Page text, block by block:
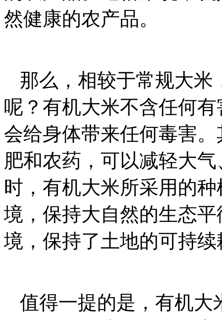
然健康的农产品。
那么，相较于常规大米
呢？有机大米不含任何
会给身体带来任何毒害
肥和农药，可以减轻大
时，有机大米所采用的
境，保持大自然的生态
境，保持了土地的可持
值得一提的是，有机大